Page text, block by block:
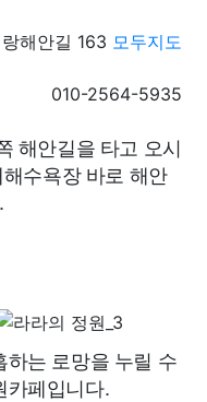
해안길 163 모두지도
010-2564-5935
해안길을 타고 오시
수욕장 바로 해안
는 로망을 누릴 수
카페입니다.